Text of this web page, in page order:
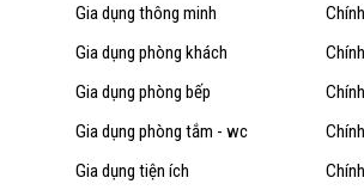
Gia dụng thông minh
Gia dụng phòng khách
Gia dụng phòng bếp
Gia dụng phòng tắm - wc
Gia dụng tiện ích